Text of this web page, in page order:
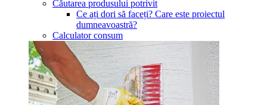
Căutarea produsului potrivit
Ce ați dori să faceți? Care este proiectul
dumneavoastră?
Calculator consum